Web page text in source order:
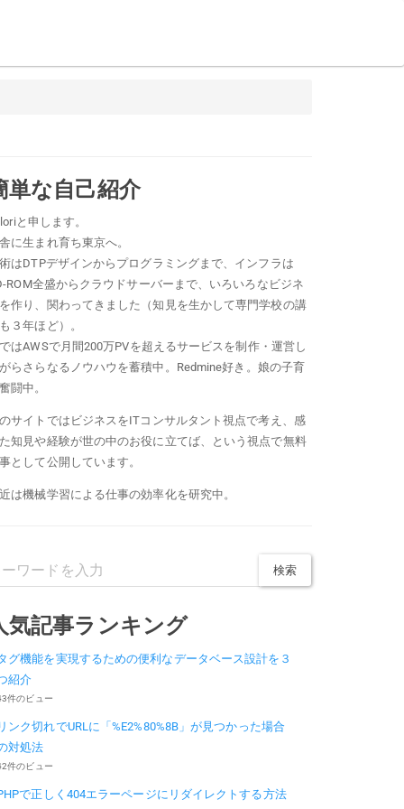
単な自己紹介
と申します。
に生まれ育ち東京へ。
はDTPデザインからプログラミングまで、インフラは
ROM全盛からクラウドサーバーまで、いろいろなビジネ
作り、関わってきました（知見を生かして専門学校の講
３年ほど）。
はAWSで月間200万PVを超えるサービスを制作・運営し
らさらなるノウハウを蓄積中。Redmine好き。娘の子育
闘中。
サイトではビジネスをITコンサルタント視点で考え、感
知見や経験が世の中のお役に立てば、という視点で無料
として公開しています。
は機械学習による仕事の効率化を研究中。
気記事ランキング
グ機能を実現するための便利なデータベース設計を３
紹介
件のビュー
ンク切れでURLに「%E2%80%8B」が見つかった場合
対処法
件のビュー
で正しく404エラーページにリダイレクトする方法